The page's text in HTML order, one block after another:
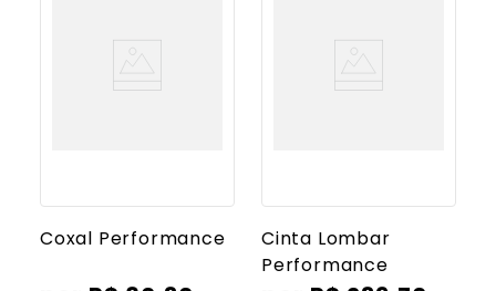
Coxal Performance
Cinta Lombar
Performance